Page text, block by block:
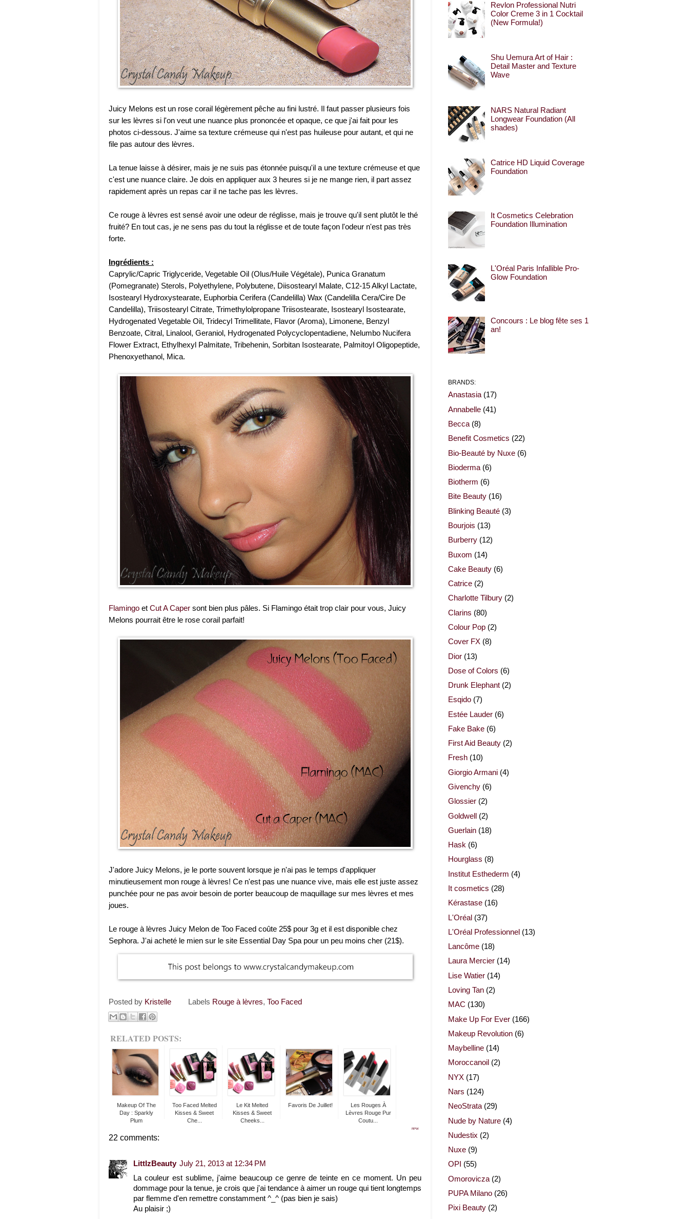
Juicy Melons est un rose corail légèrement pêche au fini lustré. Il faut passer plusieurs fois
sur les lèvres si l'on veut une nuance plus prononcée et opaque, ce que j'ai fait pour les
photos ci-dessous. J'aime sa texture crémeuse qui n'est pas huileuse pour autant, et qui ne
file pas autour des lèvres.
La tenue laisse à désirer, mais je ne suis pas étonnée puisqu'il a une texture crémeuse et que
c'est une nuance claire. Je dois en appliquer aux 3 heures si je ne mange rien, il part assez
rapidement après un repas car il ne tache pas les lèvres.
Ce rouge à lèvres est sensé avoir une odeur de réglisse, mais je trouve qu'il sent plutôt le thé
fruité? En tout cas, je ne sens pas du tout la réglisse et de toute façon l'odeur n'est pas très
forte.
Ingrédients :
Caprylic/Capric Triglyceride, Vegetable Oil (Olus/Huile Végétale), Punica Granatum
(Pomegranate) Sterols, Polyethylene, Polybutene, Diisostearyl Malate, C12-15 Alkyl Lactate,
Isostearyl Hydroxystearate, Euphorbia Cerifera (Candelilla) Wax (Candelilla Cera/Cire De
Candelilla), Triisostearyl Citrate, Trimethylolpropane Triisostearate, Isostearyl Isostearate,
Hydrogenated Vegetable Oil, Tridecyl Trimellitate, Flavor (Aroma), Limonene, Benzyl
Benzoate, Citral, Linalool, Geraniol, Hydrogenated Polycyclopentadiene, Nelumbo Nucifera
Flower Extract, Ethylhexyl Palmitate, Tribehenin, Sorbitan Isostearate, Palmitoyl Oligopeptide,
Phenoxyethanol, Mica.
Flamingo et Cut A Caper sont bien plus pâles. Si Flamingo était trop clair pour vous, Juicy
Melons pourrait être le rose corail parfait!
J'adore Juicy Melons, je le porte souvent lorsque je n'ai pas le temps d'appliquer
minutieusement mon rouge à lèvres! Ce n'est pas une nuance vive, mais elle est juste assez
punchée pour ne pas avoir besoin de porter beaucoup de maquillage sur mes lèvres et mes
joues.
Le rouge à lèvres Juicy Melon de Too Faced coûte 25$ pour 3g et il est disponible chez
Sephora. J'ai acheté le mien sur le site Essential Day Spa pour un peu moins cher (21$).
Posted by Kristelle Labels Rouge à lèvres,Too Faced
RELATED POSTS:
Makeup Of The
Day : Sparkly
Plum
Too Faced Melted
Kisses & Sweet
Che...
Le Kit Melted
Kisses & Sweet
Cheeks...
Favoris De Juillet!
Les Rouges À
Lèvres Rouge Pur
Coutu...
RPW
22 comments:
LittlzBeauty July 21, 2013 at 12:34 PM
La couleur est sublime, j'aime beaucoup ce genre de teinte en ce moment. Un peu
dommage pour la tenue, je crois que j'ai tendance à aimer un rouge qui tient longtemps
par flemme d'en remettre constamment ^_^ (pas bien je sais)
Au plaisir ;)
Revlon Professional Nutri
Color Creme 3 in 1 Cocktail
(New Formula!)
Shu Uemura Art of Hair :
Detail Master and Texture
Wave
NARS Natural Radiant
Longwear Foundation (All
shades)
Catrice HD Liquid Coverage
Foundation
It Cosmetics Celebration
Foundation Illumination
L'Oréal Paris Infallible Pro-
Glow Foundation
Concours : Le blog fête ses 1
an!
BRANDS:
Anastasia (17)
Annabelle (41)
Becca (8)
Benefit Cosmetics (22)
Bio-Beauté by Nuxe (6)
Bioderma (6)
Biotherm (6)
Bite Beauty (16)
Blinking Beauté (3)
Bourjois (13)
Burberry (12)
Buxom (14)
Cake Beauty (6)
Catrice (2)
Charlotte Tilbury (2)
Clarins (80)
Colour Pop (2)
Cover FX (8)
Dior (13)
Dose of Colors (6)
Drunk Elephant (2)
Esqido (7)
Estée Lauder (6)
Fake Bake (6)
First Aid Beauty (2)
Fresh (10)
Giorgio Armani (4)
Givenchy (6)
Glossier (2)
Goldwell (2)
Guerlain (18)
Hask (6)
Hourglass (8)
Institut Esthederm (4)
It cosmetics (28)
Kérastase (16)
L'Oréal (37)
L'Oréal Professionnel (13)
Lancôme (18)
Laura Mercier (14)
Lise Watier (14)
Loving Tan (2)
MAC (130)
Make Up For Ever (166)
Makeup Revolution (6)
Maybelline (14)
Moroccanoil (2)
NYX (17)
Nars (124)
NeoStrata (29)
Nude by Nature (4)
Nudestix (2)
Nuxe (9)
OPI (55)
Omorovicza (2)
PUPA Milano (26)
Pixi Beauty (2)